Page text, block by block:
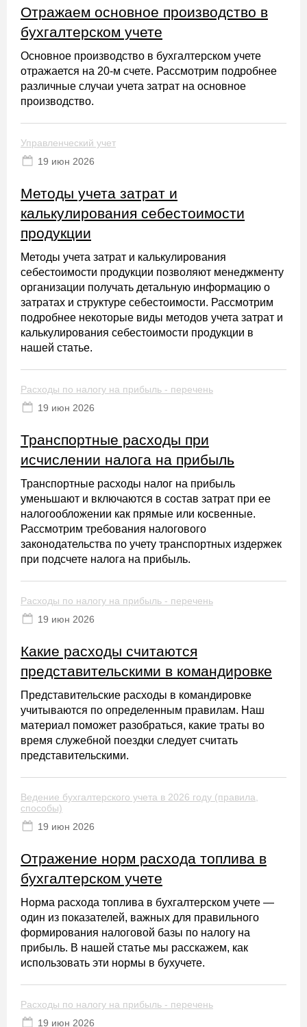
Отражаем основное производство в
бухгалтерском учете
Основное производство в бухгалтерском учете
отражается на 20-м счете. Рассмотрим подробнее
различные случаи учета затрат на основное
производство.
Управленческий учет
19 июн 2026
Методы учета затрат и
калькулирования себестоимости
продукции
Методы учета затрат и калькулирования
себестоимости продукции позволяют менеджменту
организации получать детальную информацию о
затратах и структуре себестоимости. Рассмотрим
подробнее некоторые виды методов учета затрат и
калькулирования себестоимости продукции в
нашей статье.
Расходы по налогу на прибыль - перечень
19 июн 2026
Транспортные расходы при
исчислении налога на прибыль
Транспортные расходы налог на прибыль
уменьшают и включаются в состав затрат при ее
налогообложении как прямые или косвенные.
Рассмотрим требования налогового
законодательства по учету транспортных издержек
при подсчете налога на прибыль.
Расходы по налогу на прибыль - перечень
19 июн 2026
Какие расходы считаются
представительскими в командировке
Представительские расходы в командировке
учитываются по определенным правилам. Наш
материал поможет разобраться, какие траты во
время служебной поездки следует считать
представительскими.
Ведение бухгалтерского учета в 2026 году (правила,
способы)
19 июн 2026
Отражение норм расхода топлива в
бухгалтерском учете
Норма расхода топлива в бухгалтерском учете —
один из показателей, важных для правильного
формирования налоговой базы по налогу на
прибыль. В нашей статье мы расскажем, как
использовать эти нормы в бухучете.
Расходы по налогу на прибыль - перечень
19 июн 2026